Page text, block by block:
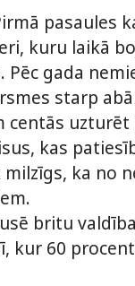
pasaules
kuru laikā
Pēc gada
starp
centās
kas
ka no
britu
kur 60